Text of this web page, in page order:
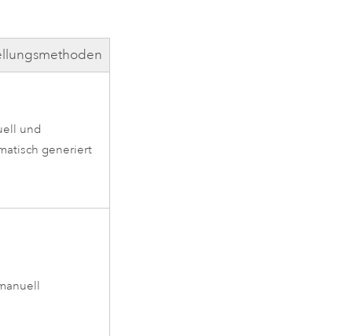
und
generiert